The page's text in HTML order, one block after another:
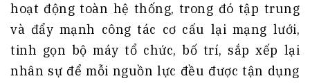
hoạt động toàn hệ thống, trong đó tập trung
và đẩy mạnh công tác cơ cấu lại mạng lưới,
tinh gọn bộ máy tổ chức, bố trí, sắp xếp lại
nhân sự để mỗi nguồn lực đều được tận dụng